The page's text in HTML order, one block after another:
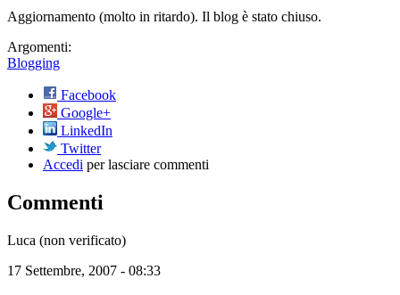
Aggiornamento (molto in ritardo). Il blog è stato chiuso.
Argomenti:
Blogging
Facebook
Google+
LinkedIn
Twitter
Accedi per lasciare commenti
Commenti
Luca (non verificato)
17 Settembre, 2007 - 08:33